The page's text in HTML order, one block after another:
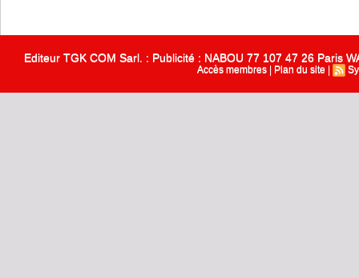
Editeur TGK COM Sarl. : Publicité : NABOU 77 107 47 26 Paris
Accès membres Plan du site